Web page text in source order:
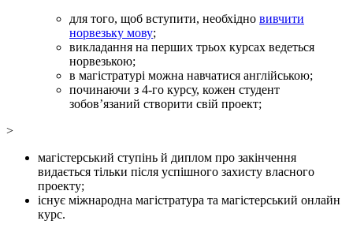
для того, щоб вступити, необхідно вивчити
норвезьку мову;
викладання на перших трьох курсах ведеться
норвезькою;
в магістратурі можна навчатися англійською;
починаючи з 4-го курсу, кожен студент
зобов’язаний створити свій проект;
>
магістерський ступінь й диплом про закінчення
видається тільки після успішного захисту власного
проекту;
існує міжнародна магістратура та магістерський онлайн
курс.